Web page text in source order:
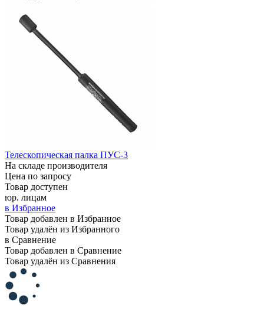
Телескопическая палка ПУС-3
На складе производителя
Цена по запросу
Товар доступен
юр. лицам
в Избранное
Товар добавлен в Избранное
Товар удалён из Избранного
в Сравнение
Товар добавлен в Сравнение
Товар удалён из Сравнения